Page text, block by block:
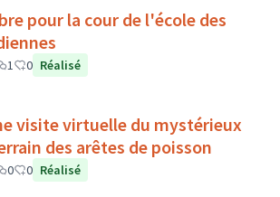
pour la cour de l'école des
1 0 Réalisé
visite virtuelle du mystérieux
des arêtes de poisson
0 0 Réalisé